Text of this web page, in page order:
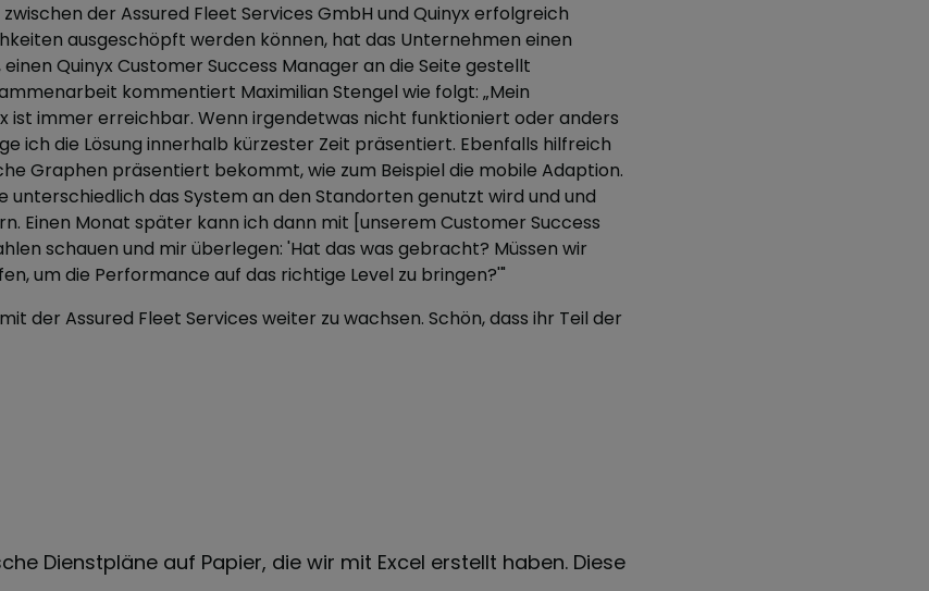
der Assured Fleet Services GmbH und Quinyx erfolgreich
ausgeschöpft werden können, hat das Unternehmen einen
Quinyx Customer Success Manager an die Seite gestellt
kommentiert Maximilian Stengel wie folgt: „Mein
ist immer erreichbar. Wenn irgendetwas nicht funktioniert oder anders
ich die Lösung innerhalb kürzester Zeit präsentiert. Ebenfalls hilfreich
Graphen präsentiert bekommt, wie zum Beispiel die mobile Adaption.
unterschiedlich das System an den Standorten genutzt wird und und
Einen Monat später kann ich dann mit [unserem Customer Success
schauen und mir überlegen: 'Hat das was gebracht? Müssen wir
um die Performance auf das richtige Level zu bringen?'"
der Assured Fleet Services weiter zu wachsen. Schön, dass ihr Teil der
Dienstpläne auf Papier, die wir mit Excel erstellt haben. Diese